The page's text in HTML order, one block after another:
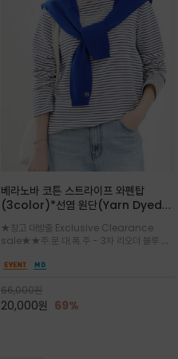
베라노바 코튼 스트라이프 와펜탑
(3color)*선염 원단(Yarn Dyed
한 'VN' 로고 자수가 은은한 포인트가
되어주며, 톡톡한 코튼 소재로 제작되어
늘어짐 없이 탄탄한 실루엣을 유지
★창고 대방출 Exclusive Clearance
sale★★주.문.대.폭.주 - 3차 리오더 블루 그
가디건이나 자켓 안에 레이어드하기에도 완벽한
으로 입으셔도 핏과 스타일이 나는 원단
66,000원
20,000원 69%